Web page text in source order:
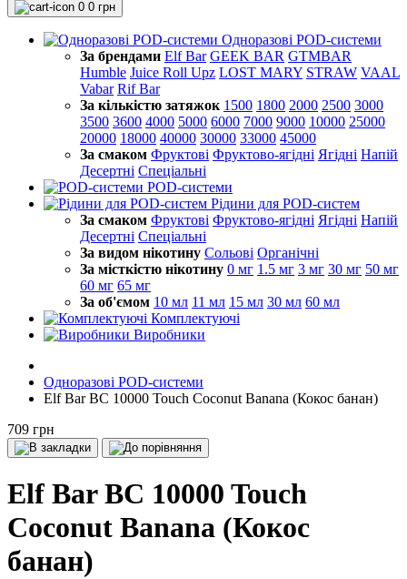
0 0 грн
Одноразові POD-системи
За брендами Elf Bar GEEK BAR GTMBAR
Humble Juice Roll Upz LOST MARY STRAW VAAL
Vabar Rif Bar
За кількістю затяжок 1500 1800 2000 2500 3000
3500 3600 4000 5000 6000 7000 9000 10000 25000
20000 18000 40000 30000 33000 45000
За смаком Фруктові Фруктово-ягідні Ягідні Напій
Десертні Спеціальні
POD-системи
Рідини для POD-систем
За смаком Фруктові Фруктово-ягідні Ягідні Напій
Десертні Спеціальні
За видом нікотину Сольові Органічні
За місткістю нікотину 0 мг 1.5 мг 3 мг 30 мг 50 мг
60 мг 65 мг
За об'ємом 10 мл 11 мл 15 мл 30 мл 60 мл
Комплектуючі
Виробники
Одноразові POD-системи
Elf Bar BC 10000 Touch Coconut Banana (Кокос банан)
709 грн
Elf Bar BC 10000 Touch
Coconut Banana (Кокос
банан)